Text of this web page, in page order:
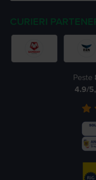
CURIERI
Peste
4.9/5,